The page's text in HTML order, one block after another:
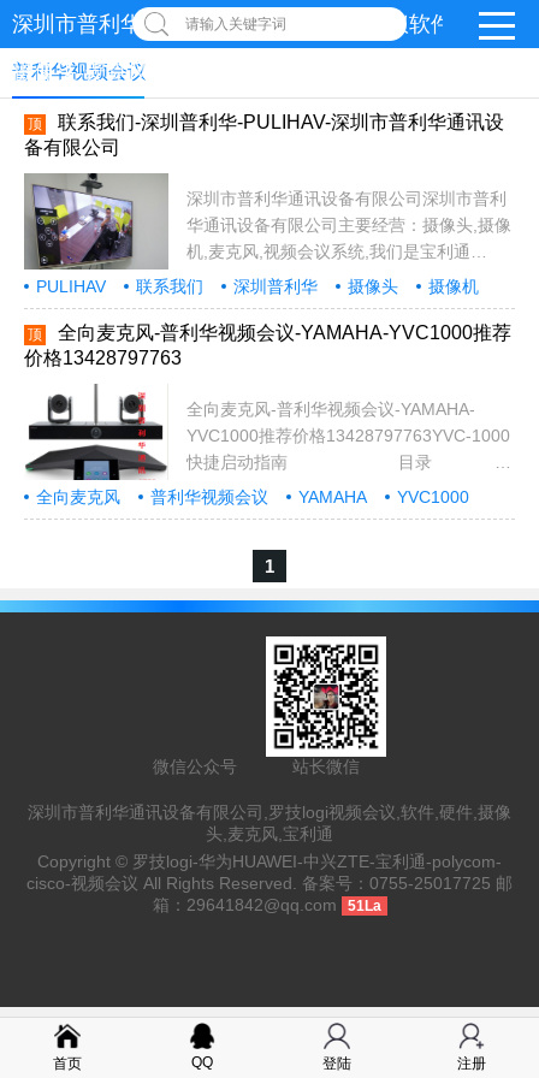
深圳市普利华通讯设备有限公司-视频会议软件-罗技logi
摄像头-麦克风
请输入关键字词
普利华视频会议
顶
联系我们-深圳普利华-PULIHAV-深圳市普利华通讯设
备有限公司
深圳市普利华通讯设备有限公司深圳市普利
华通讯设备有限公司主要经营：摄像头,摄像
机,麦克风,视频会议系统,我们是宝利通
polycom视频会议，指定经销商代理商,代理
的品牌厂家有,宝利通,思科,华为视频会议,亿
联Yealink,腾讯会议,小鱼,xylink,logi,罗
13414458918 黄经理咨询热线：86-0755-
25017725邮箱：29641842@qq.com...
PULIHAV 联系我们 深圳普利华 摄像头
摄像机
麦克风
视频会议系统 宝利通 思科
华为
视频会议
亿联Yealink 腾讯会议 小鱼
xylink
logi
罗技
顶
全向麦克风-普利华视频会议-YAMAHA-YVC1000推荐
价格13428797763
全向麦克风-普利华视频会议-YAMAHA-
YVC1000推荐价格13428797763YVC-1000
快捷启动指南 目录
安全须知 .2使用须知 .4关于蓝牙
(Bluetooth®) 5铭...
全向麦克风 普利华视频会议 YAMAHA
YVC1000
推荐
价格 13428797763
1
微信公众号 站长微信
深圳市普利华通讯设备有限公司,罗技logi视频会议,软件,硬件,摄像
头,麦克风,宝利通
Copyright © 罗技logi-华为HUAWEI-中兴ZTE-宝利通-polycom-
cisco-视频会议 All Rights Reserved. 备案号： 0755-25017725 邮
箱： 29641842@qq.com 51La
首页 QQ 登陆 注册